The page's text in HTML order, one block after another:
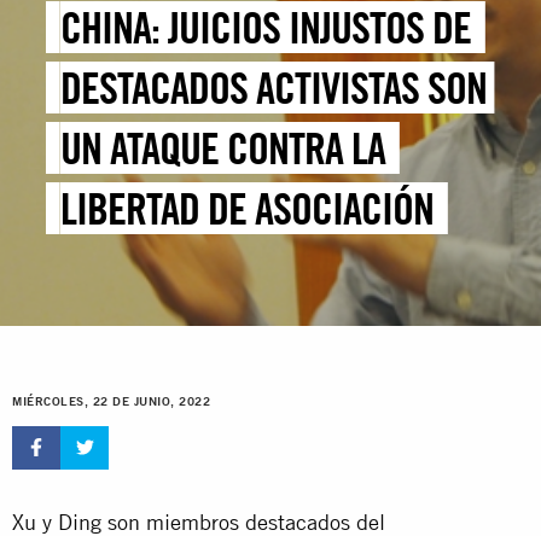
CHINA: JUICIOS INJUSTOS DE
DESTACADOS ACTIVISTAS SON
UN ATAQUE CONTRA LA
LIBERTAD DE ASOCIACIÓN
MIÉRCOLES, 22 DE JUNIO, 2022
Xu y Ding son miembros destacados del